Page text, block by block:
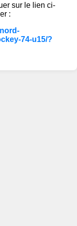
sur le lien ci-
:
74-u15/?